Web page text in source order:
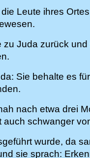
Leute ihres
zu Juda zurück
Sie behalte es
nach etwa drei
auch schwanger
wurde, da
sie sprach: